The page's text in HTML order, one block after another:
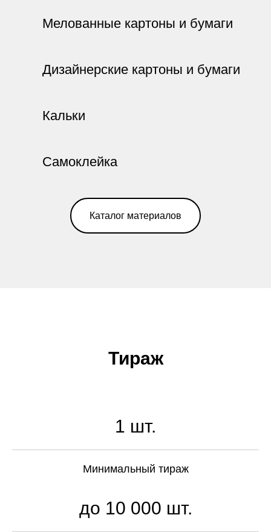
Мелованные картоны и бумаги
Дизайнерские картоны и бумаги
Кальки
Самоклейка
Каталог материалов
Тираж
1 шт.
Минимальный тираж
до 10 000 шт.